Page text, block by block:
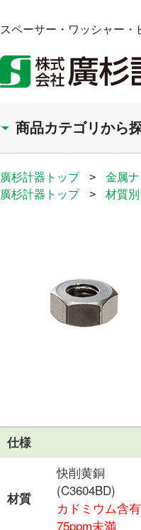
スペーサー・ワッシャー・
商品カテゴリから
廣杉計器トップ > 金属ナ
廣杉計器トップ
> 材質別
仕様
材質
快削黄銅
(C3604BD)
カドミウム含
75ppm未満